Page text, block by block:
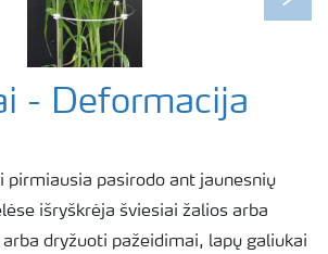
Next
- Deformacija
pirmiausia pasirodo ant jaunesnių
išryškrėja šviesiai žalios arba
dryžuoti pažeidimai, lapų galiukai